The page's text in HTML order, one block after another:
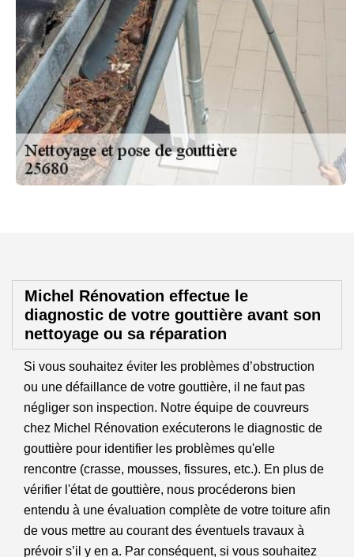
Michel Rénovation effectue le
diagnostic de votre gouttière avant son
nettoyage ou sa réparation
Si vous souhaitez éviter les problèmes d’obstruction
ou une défaillance de votre gouttière, il ne faut pas
négliger son inspection. Notre équipe de couvreurs
chez Michel Rénovation exécuterons le diagnostic de
gouttière pour identifier les problèmes qu'elle
rencontre (crasse, mousses, fissures, etc.). En plus de
vérifier l'état de gouttière, nous procéderons bien
entendu à une évaluation complète de votre toiture afin
de vous mettre au courant des éventuels travaux à
prévoir s’il y en a. Par conséquent, si vous souhaitez